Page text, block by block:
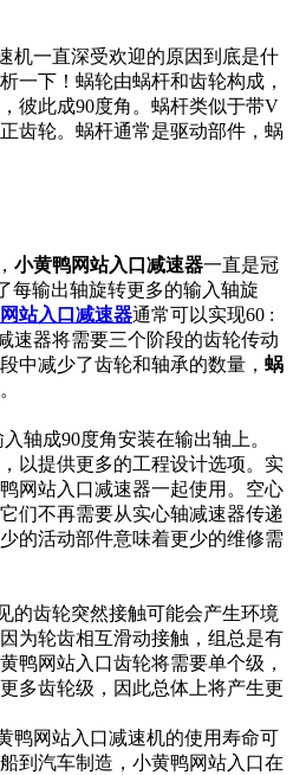
机一直深受欢迎的原因到底是什
一下！蜗轮由蜗杆和齿轮构成，
彼此成90度角。蜗杆类似于带V
齿轮。蜗杆通常是驱动部件，蜗
小黄鸭网站入口减速器一直是冠
每输出轴旋转更多的输入轴旋
站入口减速器通常可以实现60 :
速器将需要三个阶段的齿轮传动
中减少了齿轮和轴承的数量， 蜗
轴成90度角安装在输出轴上。
以提供更多的工程设计选项。实
网站入口减速器一起使用。空心
们不再需要从实心轴减速器传递
的活动部件意味着更少的维修需
的齿轮突然接触可能会产生环境
因为轮齿相互滑动接触，组总是有
鸭网站入口齿轮将需要单个级，
多齿轮级，因此总体上将产生更
鸭网站入口减速机的使用寿命可
到汽车制造，小黄鸭网站入口在